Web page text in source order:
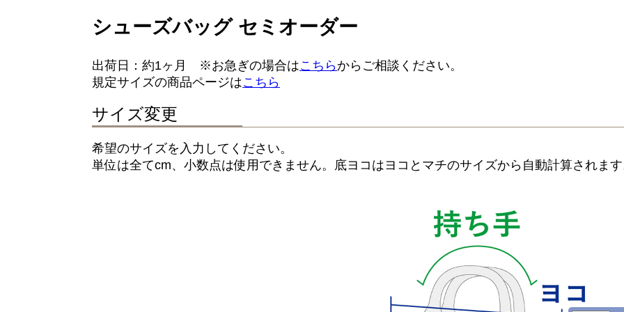
シューズバッグ セミオーダー
出荷日：約1ヶ月 ※お急ぎの場合はこちらからご相談ください。
規定サイズの商品ページはこちら
サイズ変更
希望のサイズを入力してください。
単位は全てcm、小数点は使用できません。底ヨコはヨコとマチのサイズから自動計算されま